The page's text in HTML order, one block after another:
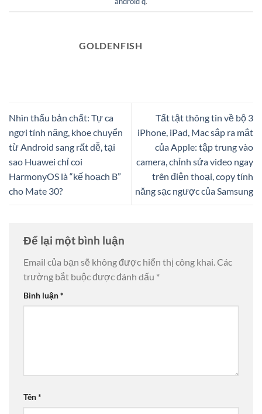
GOLDENFISH
Nhìn thấu bản chất: Tự ca
ngợi tính năng, khoe chuyển
từ Android sang rất dễ, tại
sao Huawei chỉ coi
HarmonyOS là “kế hoạch B”
cho Mate 30?
Tất tật thông tin về bộ 3
iPhone, iPad, Mac sắp ra mắt
của Apple: tập trung vào
camera, chỉnh sửa video ngay
trên điện thoại, copy tính
năng sạc ngược của Samsung
Để lại một bình luận
Email của bạn sẽ không được hiển thị công khai.Các
trường bắt buộc được đánh dấu *
Bình luận*
Tên*